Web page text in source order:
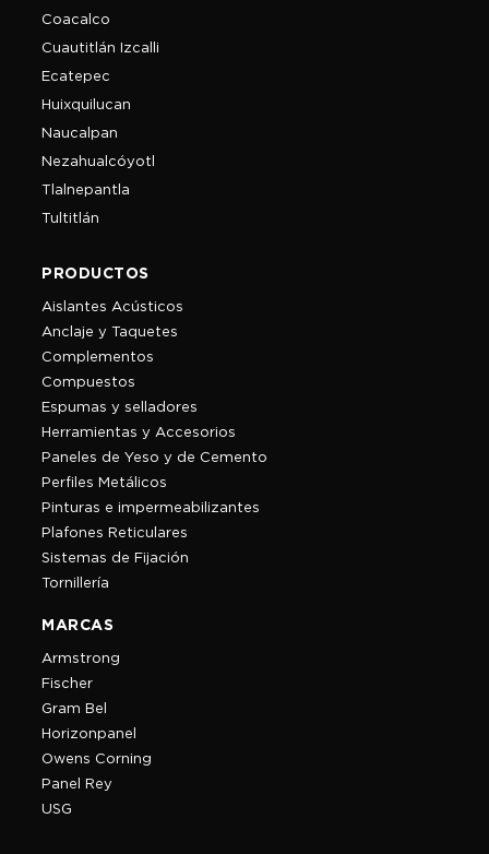
Coacalco
Cuautitlán Izcalli
Ecatepec
Huixquilucan
Naucalpan
Nezahualcóyotl
Tlalnepantla
Tultitlán
PRODUCTOS
Aislantes Acústicos
Anclaje y Taquetes
Complementos
Compuestos
Espumas y selladores
Herramientas y Accesorios
Paneles de Yeso y de Cemento
Perfiles Metálicos
Pinturas e impermeabilizantes
Plafones Reticulares
Sistemas de Fijación
Tornillería
MARCAS
Armstrong
Fischer
Gram Bel
Horizonpanel
Owens Corning
Panel Rey
USG